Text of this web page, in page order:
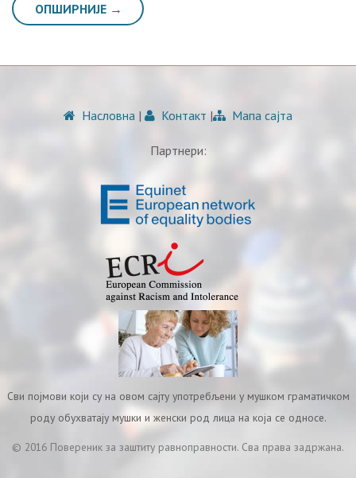
ОПШИРНИЈЕ →
Насловна | Контакт | Мапа сајта
Партнери:
Сви појмови који су на овом сајту употребљени у мушком граматичком
роду обухватају мушки и женски род лица на која се односе.
© 2016 Повереник за заштиту равноправности. Сва права задржана.